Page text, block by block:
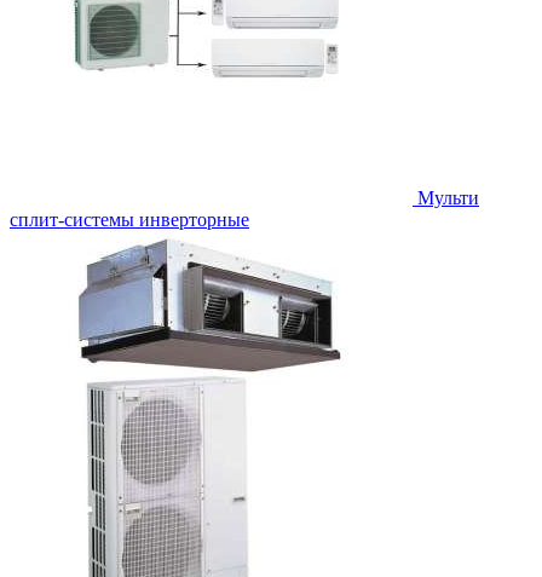
Мульти
сплит-системы инверторные